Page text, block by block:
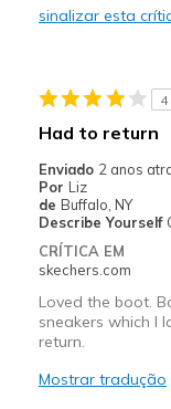
Melhores
Cold Weather
Going Out
Wet Weather
Work
Width
sinalizar esta
4
Had to return
Enviado 2 anos
Por Liz
de Buffalo, NY
Describe Yourself
CRÍTICA EM
skechers.com
Loved the boot.
sneakers which I
return.
Mostrar tradução